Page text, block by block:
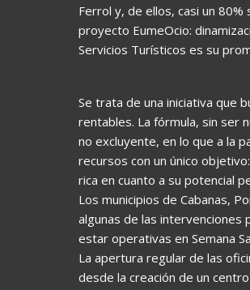
Ferrol y, de ellos, casi un
proyecto EumeOcio:
Servicios Turísticos es su
Se trata de una iniciativa que
rentables. La fórmula, sin ser
no excluyente, en lo que a
recursos con un único
rica en cuanto a su potencial
Los municipios de Cabanas,
algunas de las
estar operativas en Semana
La apertura regular de las
desde la creación de un